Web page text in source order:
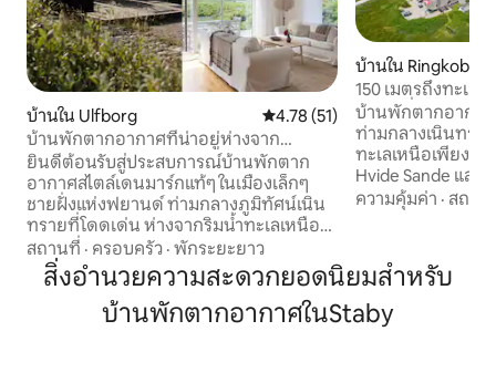
บ้านใน Ulfborg คะแนนเฉลี่ย 4.78 จาก 5, 51 รีวิว
4.78 (51)
บ้านพักตากอากาศที่น่าอยู่ห่างจาก
ทะเลเหนือ 100 เมตร
ยินดีต้อนรับสู่ประสบการณ์บ้านพักตาก
อากาศสไตล์เดนมาร์กแท้ๆ ในเมืองเล็กๆ
ชายฝั่งแห่งฟยานด์ ท่ามกลางภูมิทัศน์เนิน
ทรายที่โดดเด่น ห่างจากริมน้ำทะเลเหนือ
เพียง 100 เมตร สูงเสียดฟ้า สงบ และ
ธรรมชาติในเลนยาว คุณอาศัยอยู่ห่างจาก
ทะเลและหาดทรายขาวกว้างเพียง 100
เมตร ที่ซึ่งคุณสามารถเดินเล่นได้ยาวๆ
สถานที่ · ครอบครัว · พักระยะยาว
บ้านใน Ringkobing
150 เมตรถึงทะเล
และวิวที่สวยงาม
บ้านพักตากอากา
ท่ามกลางเนินทรา
ทะเลเหนือเพียง
Hvide Sande และ
ได้ยินเสียงทะเล
และเพลิดเพลิน
แสงแดดและร่มเง
ทั้งวัน มีซาวน่า สป
แจ้งในธรรมชาติรอคุณอยู่
อากาศมีบรรยาก
ความคุ้มค่า · สถาน
สิ่งอำนวยความสะดวกยอดนิยมสำหรับ
บ้านพักตากอากาศในStaby